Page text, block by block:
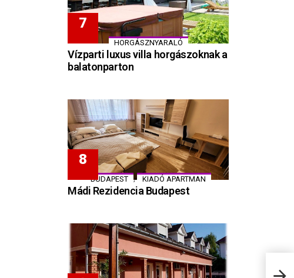
HORGÁSZNYARALÓ
Vízparti luxus villa horgászoknak a
balatonparton
BUDAPEST , KIADÓ APARTMAN
Mádi Rezidencia Budapest